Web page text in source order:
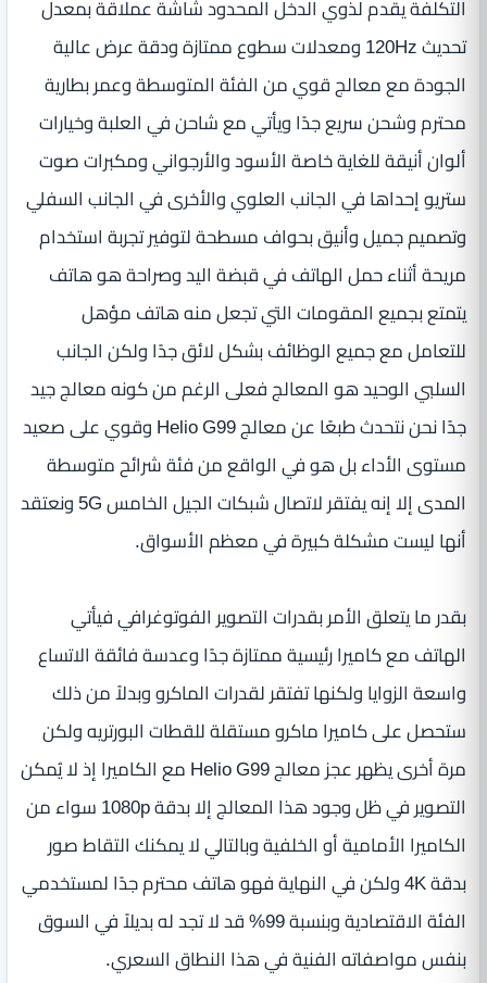
التكلفة يقدم لذوي الدخل المحدود شاشة عملاقة بمعدل
تحديث 120Hz ومعدلات سطوع ممتازة ودقة عرض عالية
الجودة مع معالج قوي من الفئة المتوسطة وعمر بطارية
محترم وشحن سريع جدًا ويأتي مع شاحن في العلبة وخيارات
ألوان أنيقة للغاية خاصة الأسود والأرجواني ومكبرات صوت
ستريو إحداها في الجانب العلوي والأخرى في الجانب السفلي
وتصميم جميل وأنيق بحواف مسطحة لتوفير تجربة استخدام
مريحة أثناء حمل الهاتف في قبضة اليد وصراحة هو هاتف
يتمتع بجميع المقومات التي تجعل منه هاتف مؤهل
للتعامل مع جميع الوظائف بشكل لائق جدًا ولكن الجانب
السلبي الوحيد هو المعالج فعلى الرغم من كونه معالج جيد
جدًا نحن نتحدث طبعًا عن معالج Helio G99 وقوي على صعيد
مستوى الأداء بل هو في الواقع من فئة شرائح متوسطة
المدى إلا إنه يفتقر لاتصال شبكات الجيل الخامس 5G ونعتقد
أنها ليست مشكلة كبيرة في معظم الأسواق.
بقدر ما يتعلق الأمر بقدرات التصوير الفوتوغرافي فيأتي
الهاتف مع كاميرا رئيسية ممتازة جدًا وعدسة فائقة الاتساع
واسعة الزوايا ولكنها تفتقر لقدرات الماكرو وبدلاً من ذلك
ستحصل على كاميرا ماكرو مستقلة للقطات البورتريه ولكن
مرة أخرى يظهر عجز معالج Helio G99 مع الكاميرا إذ لا يُمكن
التصوير في ظل وجود هذا المعالج إلا بدقة 1080p سواء من
الكاميرا الأمامية أو الخلفية وبالتالي لا يمكنك التقاط صور
بدقة 4K ولكن في النهاية فهو هاتف محترم جدًا لمستخدمي
الفئة الاقتصادية وبنسبة 99% قد لا تجد له بديلاً في السوق
بنفس مواصفاته الفنية في هذا النطاق السعري.